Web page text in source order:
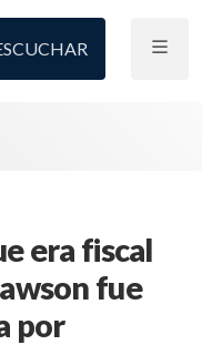
era fiscal
fue
por